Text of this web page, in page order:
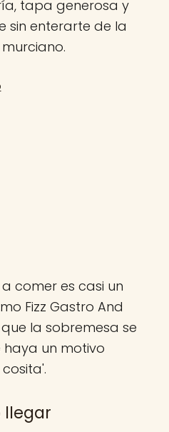
tapa generosa y
sin enterarte de la
comer es casi un
Fizz Gastro And
la sobremesa se
un motivo
llegar